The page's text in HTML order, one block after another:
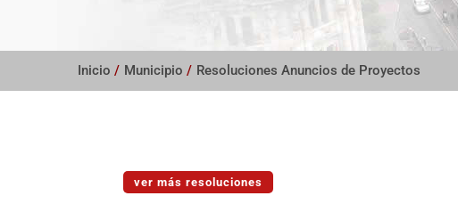
Inicio / Municipio / Resoluciones Anuncios de Proyectos
ver más resoluciones